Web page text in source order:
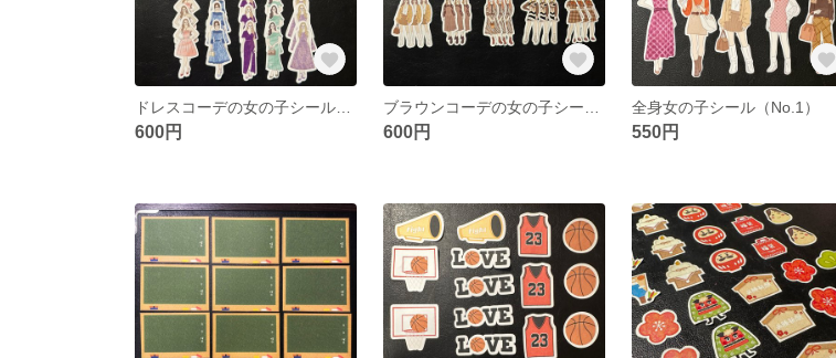
600円 600円
全身女の子シール（No.1）
550円